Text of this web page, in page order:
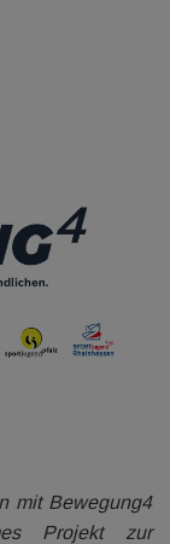
mit Bewegung4
Projekt zur